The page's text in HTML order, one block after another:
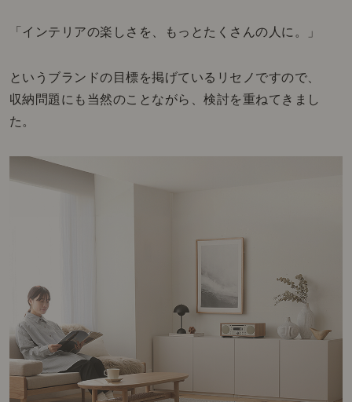
「インテリアの楽しさを、もっとたくさんの人に。」
というブランドの目標を掲げているリセノですので、
収納問題にも当然のことながら、検討を重ねてきまし
た。